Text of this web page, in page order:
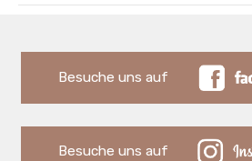
Besuche uns auf
Besuche uns auf